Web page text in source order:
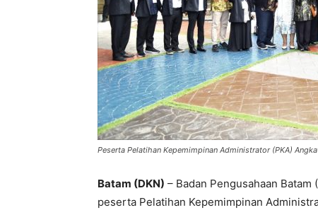
Peserta Pelatihan Kepemimpinan Administrator (PKA)
Batam (DKN) – Badan Pengusahaan
peserta Pelatihan Kepemimpinan